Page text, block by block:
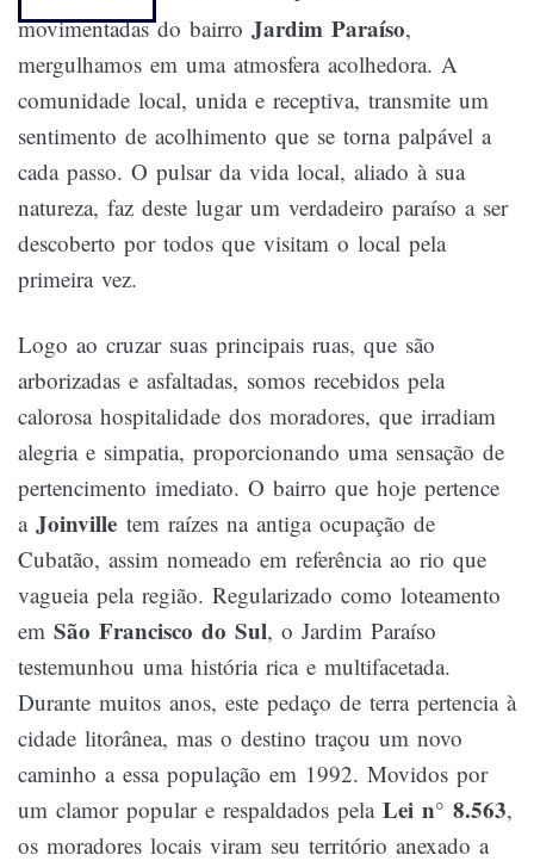
movimentadas do bairro Jardim Paraíso,
mergulhamos em uma atmosfera acolhedora. A
comunidade local, unida e receptiva, transmite um
sentimento de acolhimento que se torna palpável a
cada passo. O pulsar da vida local, aliado à sua
natureza, faz deste lugar um verdadeiro paraíso a ser
descoberto por todos que visitam o local pela
primeira vez.
Logo ao cruzar suas principais ruas, que são
arborizadas e asfaltadas, somos recebidos pela
calorosa hospitalidade dos moradores, que irradiam
alegria e simpatia, proporcionando uma sensação de
pertencimento imediato. O bairro que hoje pertence
a Joinville tem raízes na antiga ocupação de
Cubatão, assim nomeado em referência ao rio que
vagueia pela região. Regularizado como loteamento
em São Francisco do Sul, o Jardim Paraíso
testemunhou uma história rica e multifacetada.
Durante muitos anos, este pedaço de terra pertencia à
cidade litorânea, mas o destino traçou um novo
caminho a essa população em 1992. Movidos por
um clamor popular e respaldados pela Lei n° 8.563,
os moradores locais viram seu território anexado a